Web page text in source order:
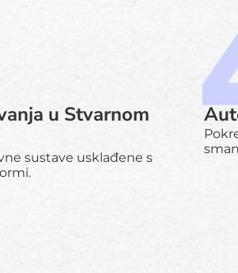
u Stvarnom
sustave usklađene s